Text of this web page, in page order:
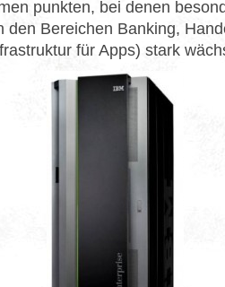
punkten, bei denen
den Bereichen Banking,
für Apps) stark